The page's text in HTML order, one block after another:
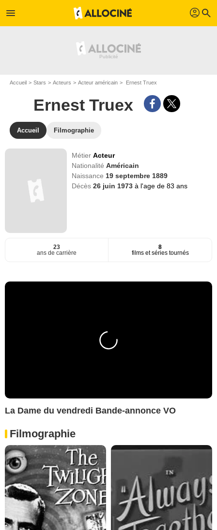
menu profil search
Accueil Stars Acteurs Acteur américain Ernest Truex
Ernest Truex
Accueil Filmographie
MétierActeur
NationalitéAméricain
Naissance 19 septembre 1889
Décès26 juin 1973à l'age de 83 ans
23
ans de carrière
8
films et séries tournés
La Dame du vendredi Bande-annonce VO
Filmographie